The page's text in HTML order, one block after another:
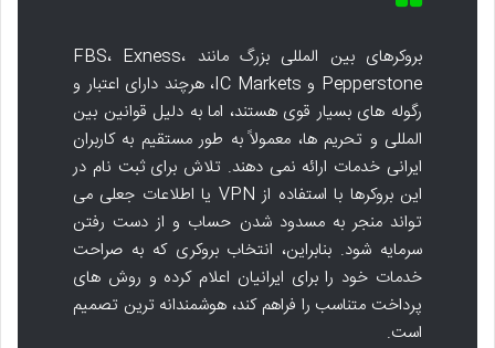
بروکرهای بین المللی بزرگ مانند FBS، Exness،
Pepperstone و IC Markets، هرچند دارای اعتبار و
رگوله های بسیار قوی هستند، اما به دلیل قوانین بین
المللی و تحریم ها، معمولاً به طور مستقیم به کاربران
ایرانی خدمات ارائه نمی دهند. تلاش برای ثبت نام در
این بروکرها با استفاده از VPN یا اطلاعات جعلی می
تواند منجر به مسدود شدن حساب و از دست رفتن
سرمایه شود. بنابراین، انتخاب بروکری که به صراحت
خدمات خود را برای ایرانیان اعلام کرده و روش های
پرداخت متناسب را فراهم کند، هوشمندانه ترین تصمیم
است.